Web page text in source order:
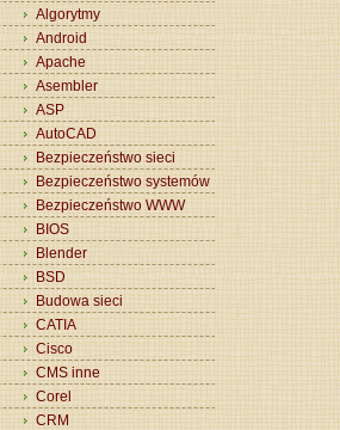
Algorytmy
Android
Apache
Asembler
ASP
AutoCAD
Bezpieczeństwo sieci
Bezpieczeństwo systemów
Bezpieczeństwo WWW
BIOS
Blender
BSD
Budowa sieci
CATIA
Cisco
CMS inne
Corel
CRM